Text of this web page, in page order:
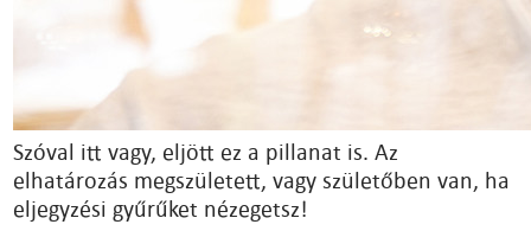
Szóval itt vagy, eljött ez a pillanat is. Az
elhatározás megszületett, vagy születőben van, ha
eljegyzési gyűrűket nézegetsz!